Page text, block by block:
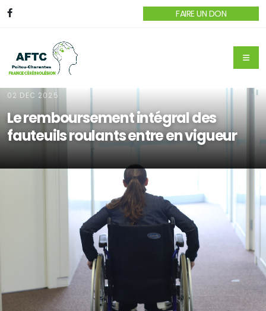
FAIRE UN DON
02 DEC 2025
Le remboursement intégral des
fauteuils roulants entre en vigueur